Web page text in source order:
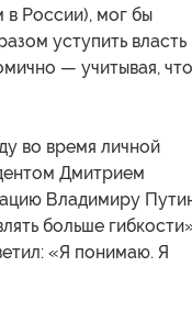
в России), мог бы
уступить власть
— учитывая, что
во время личной
Дмитрием
Владимиру
больше
«Я понимаю. Я